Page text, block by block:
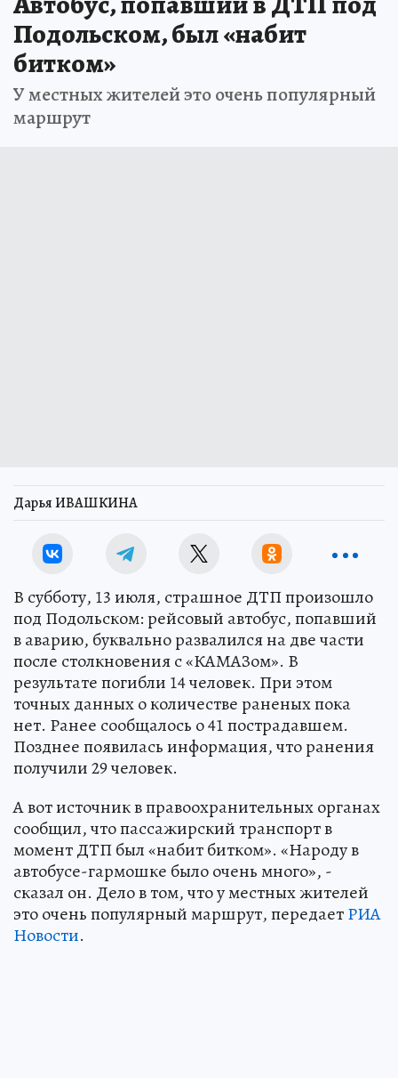
Подольском, был «набит
битком»
У местных жителей это очень популярный
маршрут
Дарья ИВАШКИНА
В субботу, 13 июля, страшное ДТП произошло
под Подольском: рейсовый автобус, попавший
в аварию, буквально развалился на две части
после столкновения с «КАМАЗом». В
результате погибли 14 человек. При этом
точных данных о количестве раненых пока
нет. Ранее сообщалось о 41 пострадавшем.
Позднее появилась информация, что ранения
получили 29 человек.
А вот источник в правоохранительных органах
сообщил, что пассажирский транспорт в
момент ДТП был «набит битком». «Народу в
автобусе-гармошке было очень много», -
сказал он. Дело в том, что у местных жителей
это очень популярный маршрут, передаетРИА
Новости.